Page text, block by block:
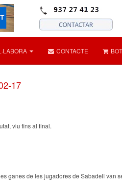
CONTACTE
17
viu fins al final.
ganes de les jugadores de Sabadell van